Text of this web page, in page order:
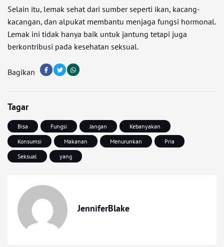
Selain itu, lemak sehat dari sumber seperti ikan, kacang-
kacangan, dan alpukat membantu menjaga fungsi hormonal.
Lemak ini tidak hanya baik untuk jantung tetapi juga
berkontribusi pada kesehatan seksual.
Bagikan
Tagar
Bisa Fungsi Jangan
Kebanyakan
Konsumsi
Makanan Menurunkan
Pria
Seksual
yang
JenniferBlake